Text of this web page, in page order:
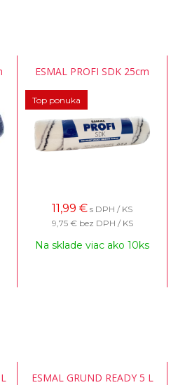
ESMAL PROFI SDK 25cm
Top ponuka
11,99 € s DPH / KS
9,75 € bez DPH / KS
Na sklade viac ako 10ks
ESMAL GRUND READY 5 L